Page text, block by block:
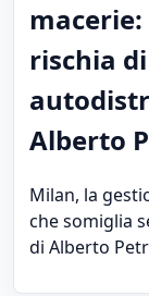
rischia
Alberto
Milan, la
che somiglia
di Alberto